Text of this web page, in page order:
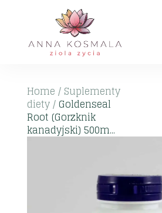
Home / Suplementy
diety/Goldenseal
Root (Gorzknik
kanadyjski) 500m...